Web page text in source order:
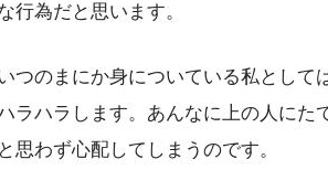
行為だと思います。
つのまにか身についている私として
ラハラします。あんなに上の人にた
思わず心配してしまうのです。